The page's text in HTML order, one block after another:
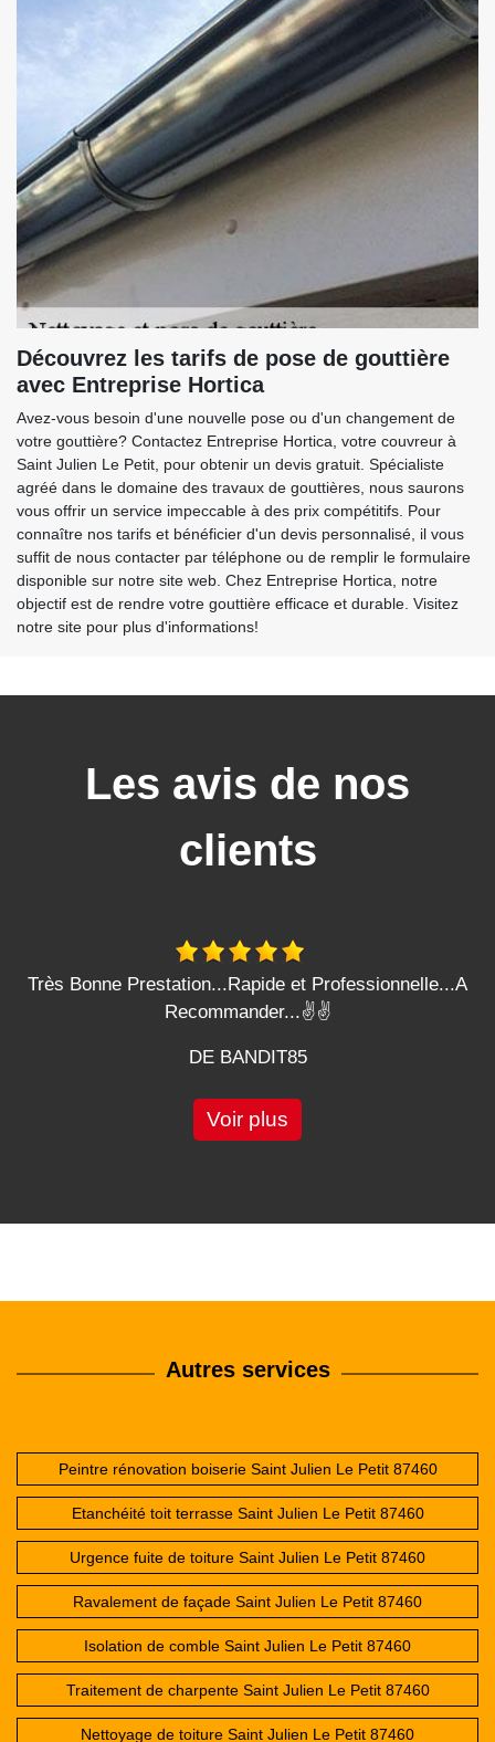
Découvrez les tarifs de pose de gouttière
avec Entreprise Hortica
Avez-vous besoin d'une nouvelle pose ou d'un changement de
votre gouttière? Contactez Entreprise Hortica, votre couvreur à
Saint Julien Le Petit, pour obtenir un devis gratuit. Spécialiste
agréé dans le domaine des travaux de gouttières, nous saurons
vous offrir un service impeccable à des prix compétitifs. Pour
connaître nos tarifs et bénéficier d'un devis personnalisé, il vous
suffit de nous contacter par téléphone ou de remplir le formulaire
disponible sur notre site web. Chez Entreprise Hortica, notre
objectif est de rendre votre gouttière efficace et durable. Visitez
notre site pour plus d'informations!
Les avis de nos
clients
Très Bonne Prestation...Rapide et Professionnelle...A
Recommander...✌️✌️
DE BANDIT85
Voir plus
Autres services
Peintre rénovation boiserie Saint Julien Le Petit 87460
Etanchéité toit terrasse Saint Julien Le Petit 87460
Urgence fuite de toiture Saint Julien Le Petit 87460
Ravalement de façade Saint Julien Le Petit 87460
Isolation de comble Saint Julien Le Petit 87460
Traitement de charpente Saint Julien Le Petit 87460
Nettoyage de toiture Saint Julien Le Petit 87460